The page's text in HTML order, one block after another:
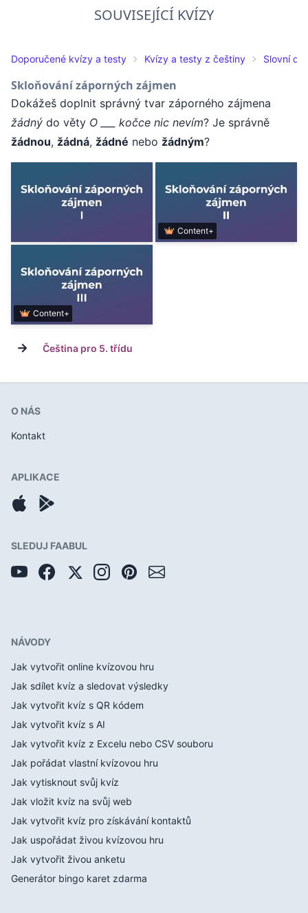
SOUVISEJÍCÍ KVÍZY
Doporučené kvízy a testy Kvízy a testy z češtiny Slovní
Skloňování záporných zájmen
Dokážeš doplnit správný tvar záporného zájmena
žádný do věty O ___ kočce nic nevím? Je správně
žádnou, žádná, žádné nebo žádným?
Content+
Content+
→ Čeština pro 5. třídu
O NÁS
Kontakt
APLIKACE
SLEDUJ FAABUL
NÁVODY
Jak vytvořit online kvízovou hru
Jak sdílet kvíz a sledovat výsledky
Jak vytvořit kvíz s QR kódem
Jak vytvořit kvíz s AI
Jak vytvořit kvíz z Excelu nebo CSV souboru
Jak pořádat vlastní kvízovou hru
Jak vytisknout svůj kvíz
Jak vložit kvíz na svůj web
Jak vytvořit kvíz pro získávání kontaktů
Jak uspořádat živou kvízovou hru
Jak vytvořit živou anketu
Generátor bingo karet zdarma